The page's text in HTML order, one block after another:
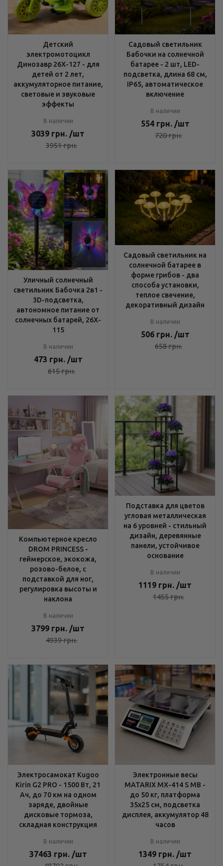
Детский
электромотоцикл
Динозавр 26X-127 - для
детей от 2 лет,
аккумуляторное питание,
световые и звуковые
эффекты
В наличии
3039 грн. /шт
3951грн.
Садовый светильник
Бабочки на солнечной
батарее - 2 шт, LED-
подсветка, длина 68 см,
IP65, автоматическое
включение
В наличии
554 грн. /шт
720грн.
Уличный солнечный
светильник Бабочка 2в1 -
3D-подсветка,
автономное питание от
солнечных батарей, 26X-
115
В наличии
473 грн. /шт
615грн.
Садовый светильник на
солнечной батарее в
форме грибов - два
способа установки,
теплое свечение,
декоративный дизайн
В наличии
506 грн. /шт
658грн.
Компьютерное кресло
DROM PRINCESS -
геймерское, экокожа,
розово-белое, с
подставкой для ног,
регулировка высоты и
наклона
В наличии
3799 грн. /шт
4939грн.
Подставка для цветов
угловая металлическая
на 6 уровней - стильный
дизайн, деревянные
панели, устойчивое
основание
В наличии
1119 грн. /шт
1455грн.
Электросамокат Kugoo
Kirin G2 PRO - 1500 Вт, 21
Ач, до 70 км на одном
заряде, двойные
дисковые тормоза,
складная конструкция
В наличии
37463 грн. /шт
Электронные весы
MATARIX MX-414 S MB -
до 50 кг, платформа
35x25 см, подсветка
дисплея, аккумулятор 48
часов
В наличии
1349 грн. /шт